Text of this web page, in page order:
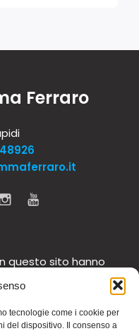
tecnologie come i cookie per
del dispositivo. Il consenso a
Ferraro
questo sito hanno
e non intendono in
Si raccomanda di
alcuna terapia o